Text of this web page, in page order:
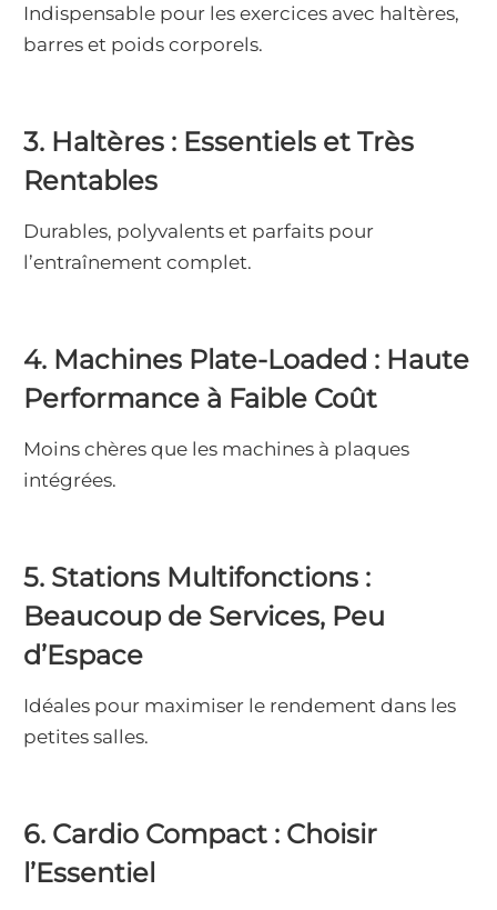
Indispensable pour les exercices avec haltères,
barres et poids corporels.
3. Haltères : Essentiels et Très
Rentables
Durables, polyvalents et parfaits pour
l’entraînement complet.
4. Machines Plate-Loaded : Haute
Performance à Faible Coût
Moins chères que les machines à plaques
intégrées.
5. Stations Multifonctions :
Beaucoup de Services, Peu
d’Espace
Idéales pour maximiser le rendement dans les
petites salles.
6. Cardio Compact : Choisir
l’Essentiel